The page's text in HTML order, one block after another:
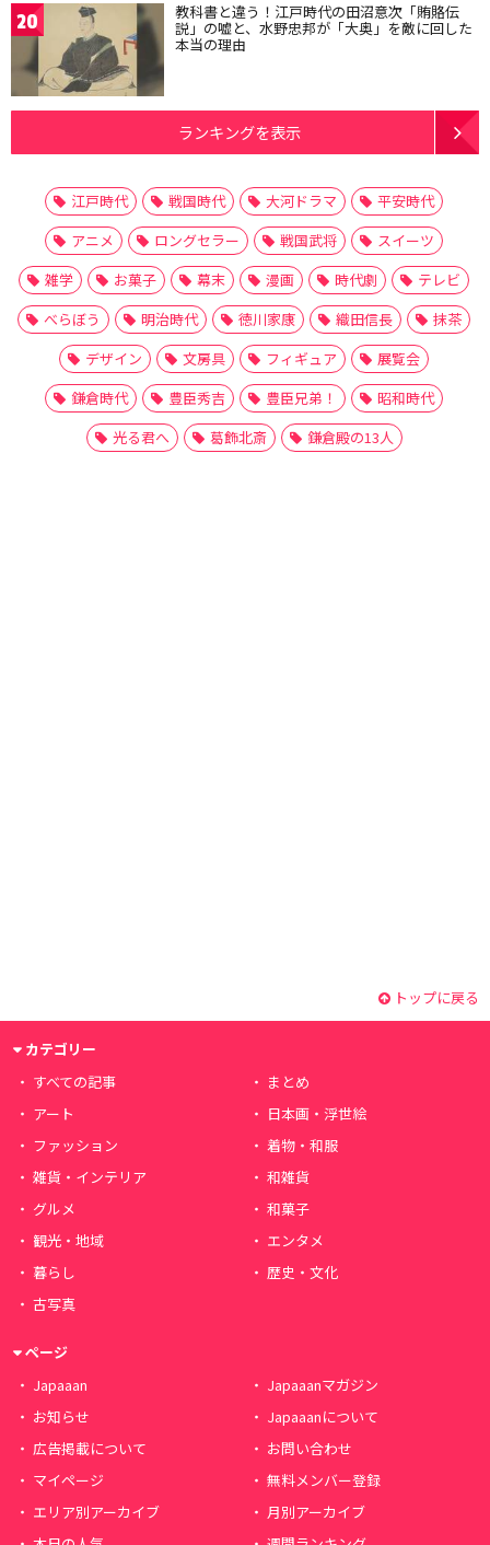
20 教科書と違う！江戸時代の田沼意次「賄賂伝
説」の嘘と、水野忠邦が「大奥」を敵に回した
本当の理由
ランキングを表示
江戸時代 戦国時代 大河ドラマ
平安時代
アニメ
ロングセラー 戦国武将
スイーツ
雑学
お菓子 幕末 漫画 時代劇
テレビ
べらぼう
明治時代 徳川家康 織田信長
抹茶
デザイン
文房具 フィギュア
展覧会
鎌倉時代
豊臣秀吉 豊臣兄弟！
昭和時代
光る君へ
葛飾北斎 鎌倉殿の13人
トップに戻る
カテゴリー
すべての記事
まとめ
アート
日本画・浮世絵
ファッション
着物・和服
雑貨・インテリア
和雑貨
グルメ
和菓子
観光・地域
エンタメ
暮らし
歴史・文化
古写真
ページ
Japaaan
Japaaanマガジン
お知らせ
Japaaanについて
広告掲載について
お問い合わせ
マイページ
無料メンバー登録
エリア別アーカイブ
月別アーカイブ